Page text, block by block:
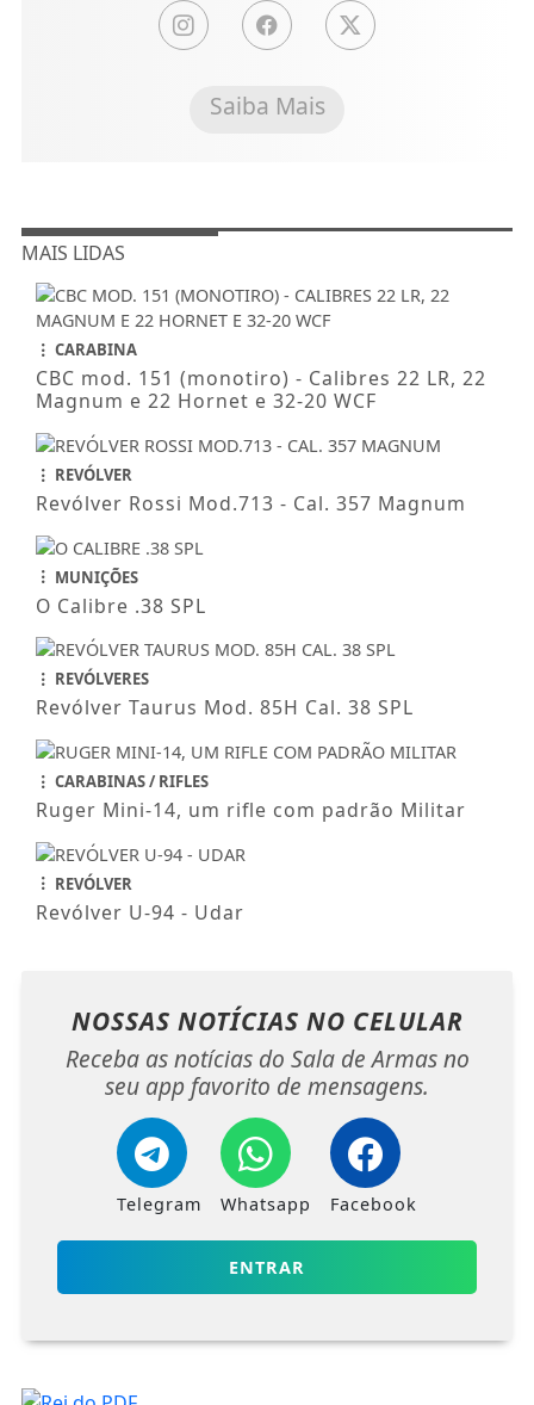
Saiba Mais
MAIS LIDAS
CARABINA
CBC mod. 151 (monotiro) - Calibres 22 LR, 22
Magnum e 22 Hornet e 32-20 WCF
REVÓLVER
Revólver Rossi Mod.713 - Cal. 357 Magnum
MUNIÇÕES
O Calibre .38 SPL
REVÓLVERES
Revólver Taurus Mod. 85H Cal. 38 SPL
CARABINAS / RIFLES
Ruger Mini-14, um rifle com padrão Militar
REVÓLVER
Revólver U-94 - Udar
NOSSAS NOTÍCIAS NO CELULAR
Receba as notícias do Sala de Armas no
seu app favorito de mensagens.
Telegram Whatsapp Facebook
ENTRAR